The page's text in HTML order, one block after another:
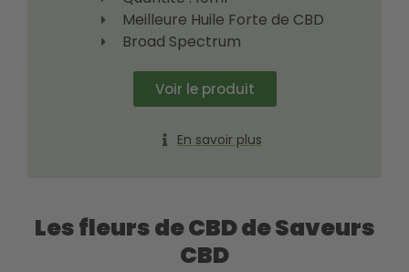
Meilleure Huile Forte de CBD
Broad Spectrum
Voir le produit
En savoir plus
Les fleurs de CBD de Saveurs
CBD